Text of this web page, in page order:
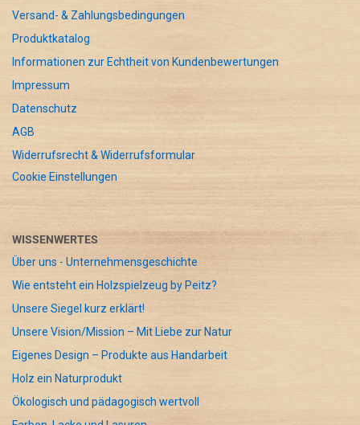
Versand- & Zahlungsbedingungen
Produktkatalog
Informationen zur Echtheit von Kundenbewertungen
Impressum
Datenschutz
AGB
Widerrufsrecht & Widerrufsformular
Cookie Einstellungen
WISSENWERTES
Über uns - Unternehmensgeschichte
Wie entsteht ein Holzspielzeug by Peitz?
Unsere Siegel kurz erklärt!
Unsere Vision/Mission – Mit Liebe zur Natur
Eigenes Design – Produkte aus Handarbeit
Holz ein Naturprodukt
Ökologisch und pädagogisch wertvoll